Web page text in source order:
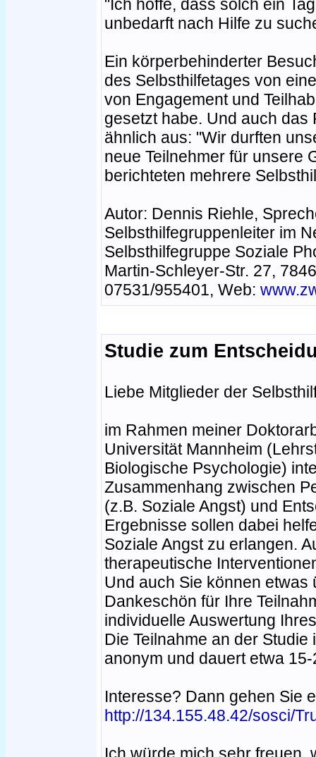
"Ich hoffe, dass solch ein
unbedarft nach Hilfe zu
Ein körperbehinderter
des Selbsthilfetages von
von Engagement und
gesetzt habe. Und auch das
ähnlich aus: "Wir durften
neue Teilnehmer für unsere
berichteten mehrere
Autor: Dennis Riehle,
Selbsthilfegruppenleiter im
Selbsthilfegruppe Soziale
Martin-Schleyer-Str. 27,
07531/955401, Web:
Studie zum
Liebe Mitglieder der
im Rahmen meiner
Universität Mannheim
Biologische Psychologie)
Zusammenhang zwischen
(z.B. Soziale Angst) und
Ergebnisse sollen dabei
Soziale Angst zu erlangen.
therapeutische
Und auch Sie können etwas
Dankeschön für Ihre
individuelle Auswertung
Die Teilnahme an der
anonym und dauert etwa
Interesse? Dann gehen Sie
http://134.155.48.42/sosci/